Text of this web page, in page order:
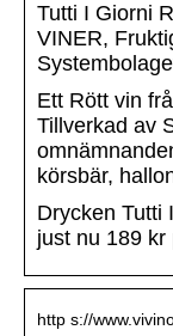
Tutti I Giorni
VINER,
Ett Rött vin
Tillverkad av
körsbär,
Drycken Tutti
just nu 189 kr
http s://